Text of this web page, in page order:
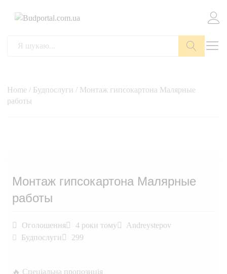
Home / Будпослуги / Монтаж гипсокартона Малярные
работы
Монтаж гипсокартона Малярные
работы
Оголошення 4 роки тому
Andreystepov
Будпослуги
299
🔥 Спеціальна пропозиція